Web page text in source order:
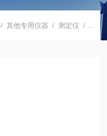
/其他专用仪器 /测定仪 / H12518自动开口闪点测定仪